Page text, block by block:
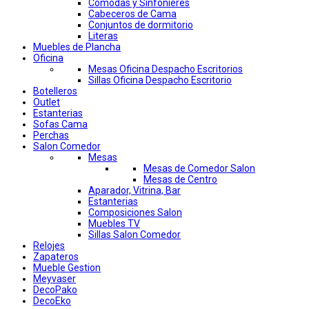
Comodas y Sinfonieres
Cabeceros de Cama
Conjuntos de dormitorio
Literas
Muebles de Plancha
Oficina
Mesas Oficina Despacho Escritorios
Sillas Oficina Despacho Escritorio
Botelleros
Outlet
Estanterias
Sofas Cama
Perchas
Salon Comedor
Mesas
Mesas de Comedor Salon
Mesas de Centro
Aparador, Vitrina, Bar
Estanterias
Composiciones Salon
Muebles TV
Sillas Salon Comedor
Relojes
Zapateros
Mueble Gestion
Meyvaser
DecoPako
DecoEko